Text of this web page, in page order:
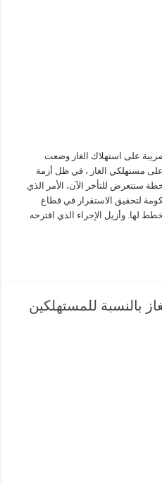
على استهلاك الغاز وضعت
مستهلكي الغاز ، في ظل أزمة
ستتعرض للتأخر الآن، الأمر الذي
لتحقيق الاستقرار في قطاع
لها. وأزيل الإجراء الذي اقترحه
بالنسبة للمستهلكين